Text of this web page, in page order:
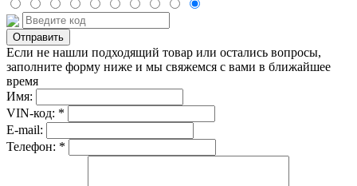
Если не нашли подходящий товар или остались вопросы,
заполните форму ниже и мы свяжемся с вами в ближайшее
время
Имя:
VIN-код: *
E-mail:
Телефон: *